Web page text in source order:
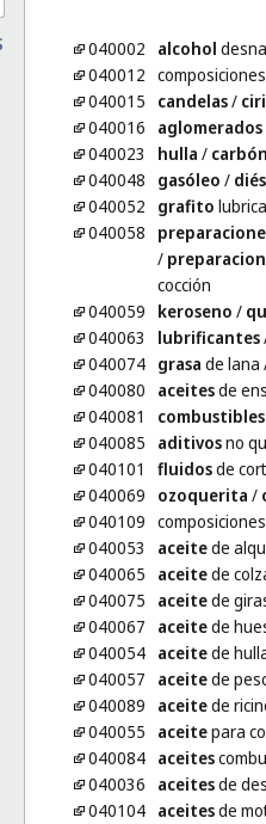
040002 alcohol
040012
040015
candelas/
040016
aglomerados
040023
hulla /
040048
gasóleo /
040052
grafito
040058
/
cocción
040059
keroseno /
040063
lubrificantes
040074 grasa de lana
040080
aceitesde
040081
combustibles
040085
aditivosno
040101
fluidosde
040069
ozoquerita /
040109
040053
aceitede
040065
aceitede
040075
aceitede
040067
aceitede
040054 aceitede
040057
aceitede
040089
aceitede
040055
aceitepara
040084 aceites
040036
aceitesde
040104 aceitesde